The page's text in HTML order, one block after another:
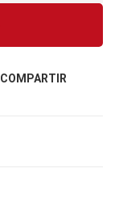
COMPARTIR